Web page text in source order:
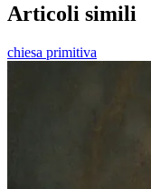
Articoli simili
chiesa primitiva